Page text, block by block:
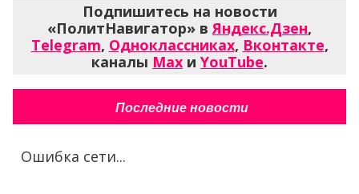
Подпишитесь на новости
«ПолитНавигатор» вЯндекс.Дзен,
Telegram, Одноклассниках, Вконтакте,
каналы Max и YouTube.
Последние новости
Ошибка сети...